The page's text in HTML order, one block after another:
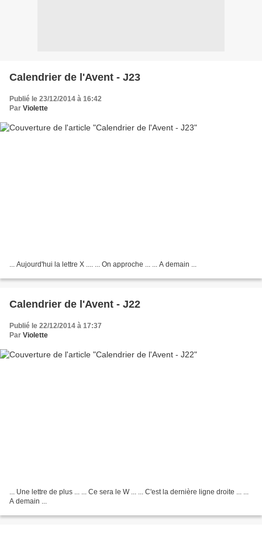
Calendrier de l'Avent - J23
Publié le 23/12/2014 à 16:42
Par Violette
... Aujourd'hui la lettre X .... ... On approche ... ... A demain ...
Calendrier de l'Avent - J22
Publié le 22/12/2014 à 17:37
Par Violette
... Une lettre de plus ... ... Ce sera le W ... ... C'est la dernière ligne droite ... ...
A demain ...